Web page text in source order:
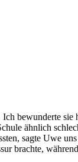
bewunderte
ähnlich
sagte Uwe
brachte,